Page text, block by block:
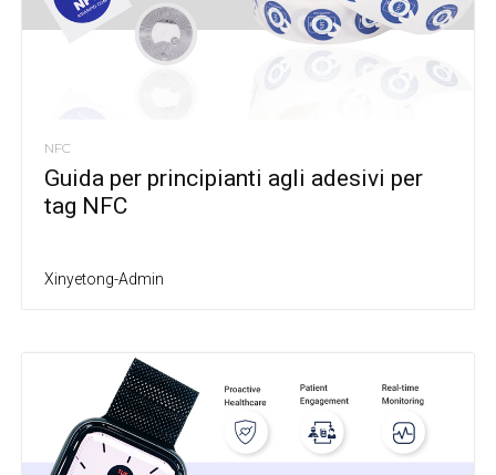
NFC
Guida per principianti agli adesivi per
tag NFC
Xinyetong-Admin